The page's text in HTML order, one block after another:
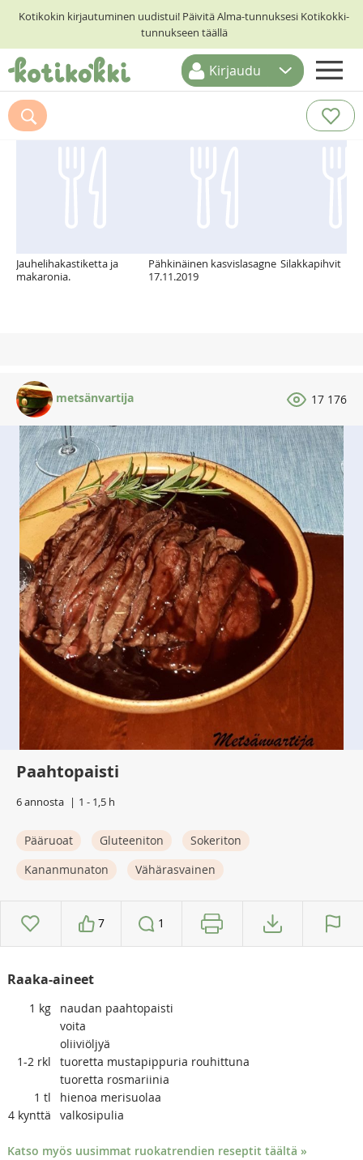
Kotikokin kirjautuminen uudistui! Päivitä Alma-tunnuksesi Kotikokki-
tunnukseen täällä
ETUSIVU
RESEPTIHAKU
Kirjaudu
Suosittelemme myös
Jauhelihakastiketta ja
makaronia.
Pähkinäinen kasvislasagne
17.11.2019
Silakkapihvit
metsänvartija 17 176
Paahtopaisti
6 annosta 1 - 1,5 h
Pääruoat Gluteeniton
Sokeriton
Kananmunaton
Vähärasvainen
7 1
Raaka-aineet
1 kg
naudan paahtopaisti
voita
oliiviöljyä
1-2 rkl
tuoretta mustapippuria rouhittuna
tuoretta rosmariinia
1 tl
hienoa merisuolaa
4 kynttä valkosipulia
Katso myös uusimmat ruokatrendien reseptit täältä »